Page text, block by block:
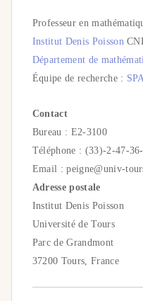
Professeur en
Institut Denis Poisson
Département de
Équipe de recherche :
Contact
Bureau : E2-3100
Téléphone : (33)-2-47-
Email :peigne@univ-
Adresse postale
Institut Denis Poisson
Université de Tours
Parc de Grandmont
37200 Tours, France